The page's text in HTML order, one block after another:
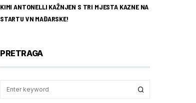
KIMI ANTONELLI KAŽNJEN S TRI MJESTA KAZNE NA
STARTU VN MAĐARSKE!
PRETRAGA